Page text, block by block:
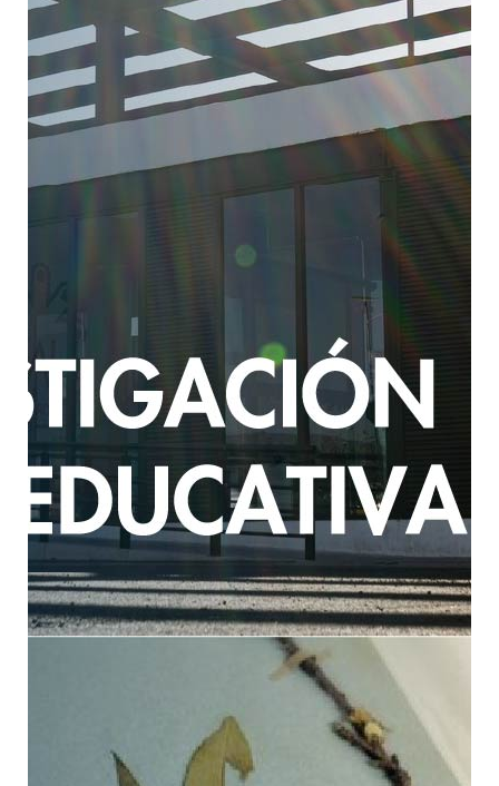
El CITE es una centro que se dedica a
brindar servicios para apoyar el quehacer
educativo. A su vez, realiza investigación
para mejorar procesos, principalmente